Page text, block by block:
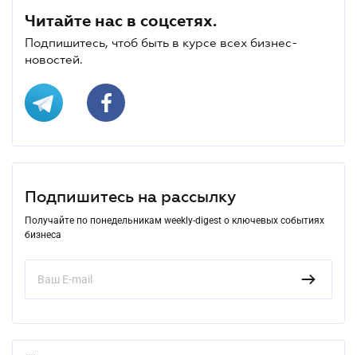
Читайте нас в соцсетях.
Подпишитесь, чтоб быть в курсе всех бизнес-
новостей.
Подпишитесь на рассылку
Получайте по понедельникам weekly-digest о ключевых событиях
бизнеса